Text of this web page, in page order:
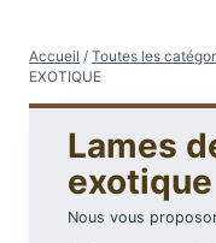
Accueil / Toutes les
EXOTIQUE
Lames
exotique
Nous vous